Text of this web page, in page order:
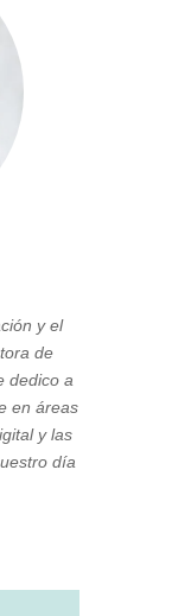
y el
de
dedico a
en áreas
y las
día